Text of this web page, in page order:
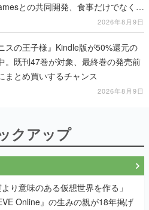
との共同開発、食事だけでなくス
ョーや没入型のホラー体験も楽しめ
2026年8月9日
スの王子様』Kindle版が50%還元の
。既刊47巻が対象、最終巻の発売前
まとめ買いするチャンス
2026年8月9日
クアップ
より意味のある仮想世界を作る」
Online』の生みの親が18年掲げ